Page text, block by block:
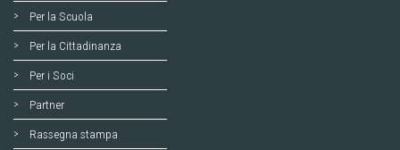
Per la Scuola
Per la Cittadinanza
Per i Soci
Partner
Rassegna stampa